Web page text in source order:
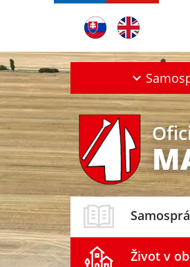
Život v